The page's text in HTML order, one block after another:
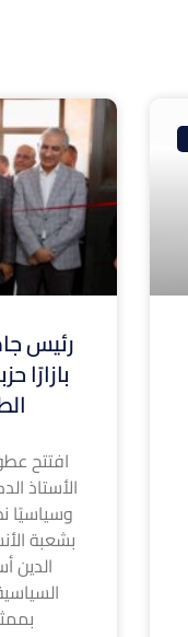
رئيس
بازارًا
افتتح
الأستاذ
وسياسيًا
بشعبة
الدين